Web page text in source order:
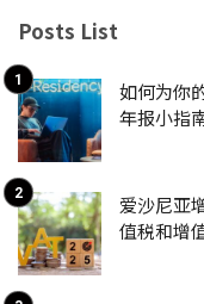
Posts List
如何为你
年报小指
爱沙尼亚
值税和增